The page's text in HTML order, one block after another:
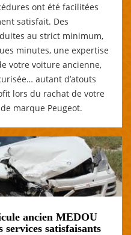
ont été facilitées
satisfait. Des
au strict minimum,
minutes, une expertise
votre voiture ancienne,
autant d’atouts
lors du rachat de votre
marque Peugeot.
ancien MEDOU
satisfaisants